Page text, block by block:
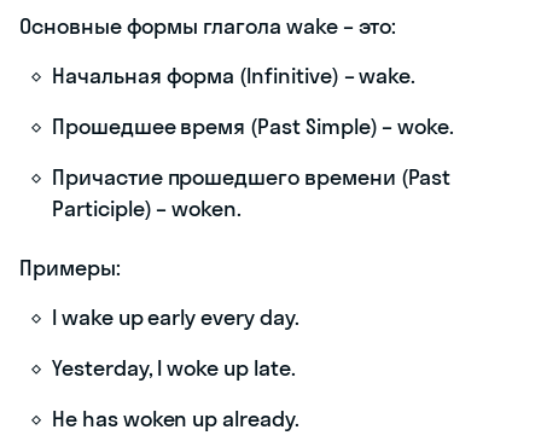
Основные формы глагола wake – это:
Начальная форма (Infinitive) – wake.
Прошедшее время (Past Simple) – woke.
Причастие прошедшего времени (Past
Participle) – woken.
Примеры:
I wake up early every day.
Yesterday, I woke up late.
He has woken up already.